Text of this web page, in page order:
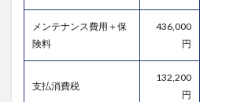
メンテナンス費用＋保
険料
436,000
円
支払消費税
132,200
円